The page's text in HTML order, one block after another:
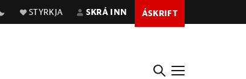
STYRKJA SKRÁ INN ÁSKRIFT